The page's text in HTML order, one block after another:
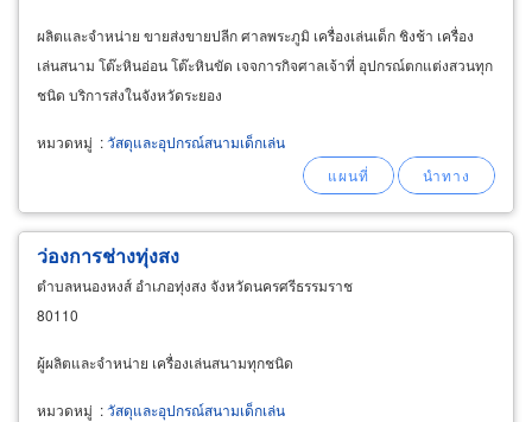
ผลิตและจำหน่าย ขายส่งขายปลีก ศาลพระภูมิ เครื่องเล่นเด็ก ชิงช้า เครื่อง
เล่นสนาม โต๊ะหินอ่อน โต๊ะหินขัด เจจการกิจศาลเจ้าที่ อุปกรณ์ตกแต่งสวนทุก
ชนิด บริการส่งในจังหวัดระยอง
หมวดหมู่ :วัสดุและอุปกรณ์สนามเด็กเล่น
ว่องการช่างทุ่งสง
ตำบลหนองหงส์ อำเภอทุ่งสง จังหวัดนครศรีธรรมราช
80110
ผู้ผลิตและจำหน่าย เครื่องเล่นสนามทุกชนิด
หมวดหมู่ :วัสดุและอุปกรณ์สนามเด็กเล่น